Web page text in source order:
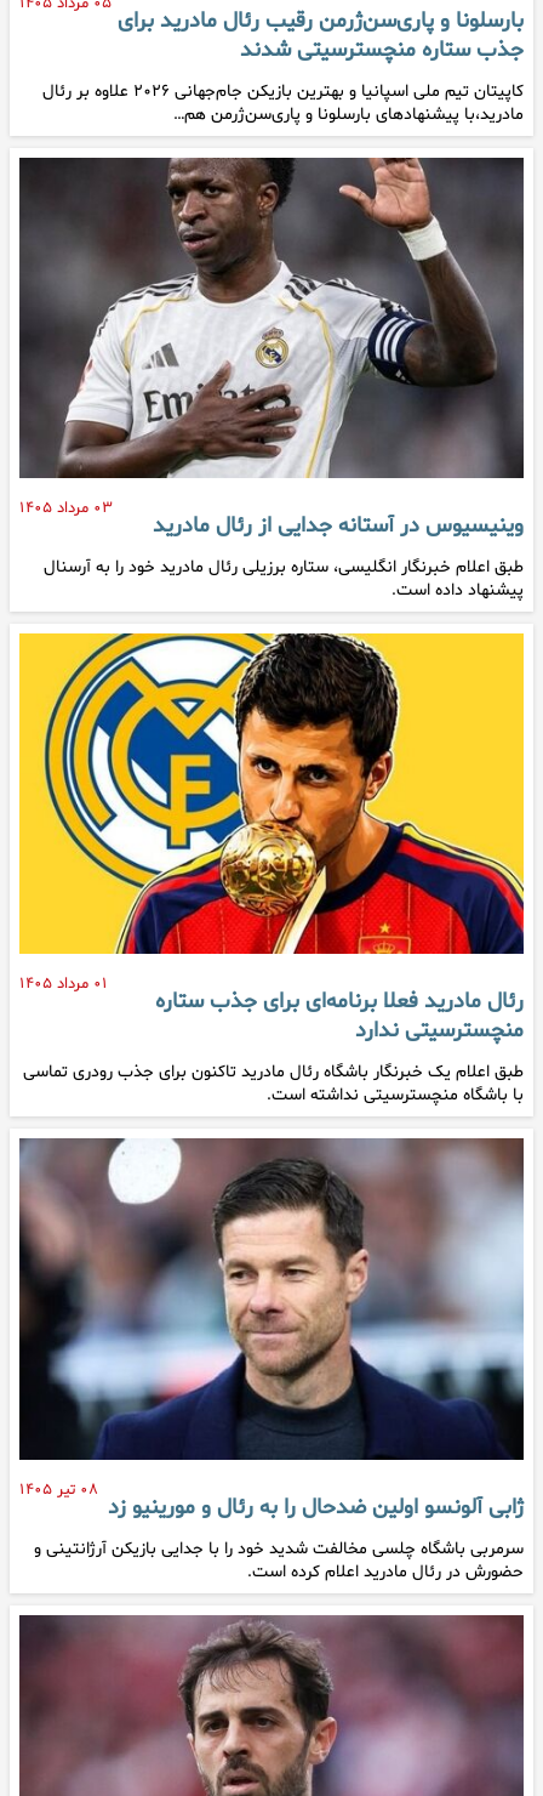
بارسلونا و پاری‌سن‌ژرمن رقیب رئال مادرید برای
جذب ستاره منچسترسیتی شدند
کاپیتان تیم ملی اسپانیا و بهترین بازیکن جام‌جهانی ۲۰۲۶ علاوه بر رئال
مادرید،با پیشنهادهای بارسلونا و پاری‌سن‌ژرمن هم…
۰۳ مرداد ۱۴۰۵
وینیسیوس در آستانه جدایی از رئال مادرید
طبق اعلام خبرنگار انگلیسی، ستاره برزیلی رئال مادرید خود را به آرسنال
پیشنهاد داده است.
۰۱ مرداد ۱۴۰۵
رئال مادرید فعلا برنامه‌ای برای جذب ستاره
منچسترسیتی ندارد
طبق اعلام یک خبرنگار باشگاه رئال مادرید تاکنون برای جذب رودری تماسی
با باشگاه منچسترسیتی نداشته است.
۰۸ تیر ۱۴۰۵
ژابی آلونسو اولین ضدحال را به رئال و مورینیو زد
سرمربی باشگاه چلسی مخالفت شدید خود را با جدایی بازیکن آرژانتینی و
حضورش در رئال مادرید اعلام کرده است.